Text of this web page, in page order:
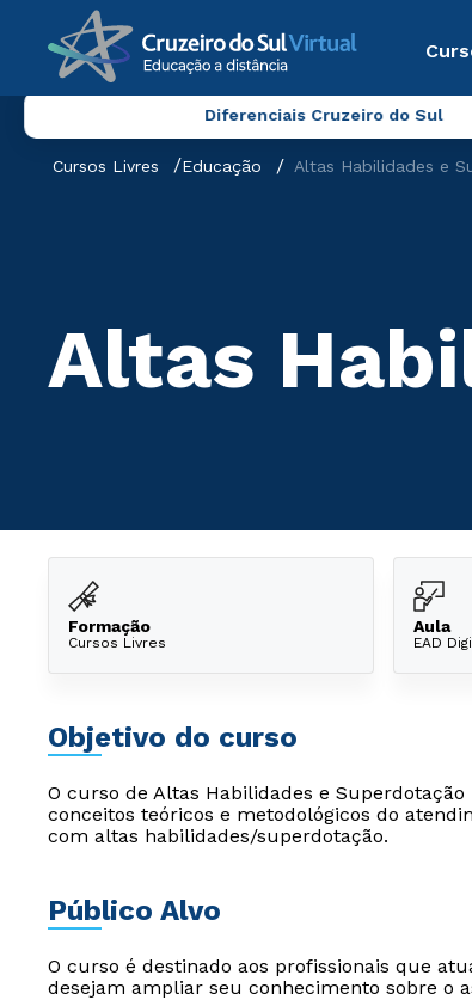
Diferenciais Cruzeiro do Sul
Cursos Livres Educação Altas Habilidades e
Altas
Formação
Cursos Livres
Aula
EAD
Objetivo do curso
O curso de Altas Habilidades e
conceitos teóricos e metodológicos do
com altas habilidades/superdotação.
Público Alvo
O curso é destinado aos profissionais que
desejam ampliar seu conhecimento sobre o